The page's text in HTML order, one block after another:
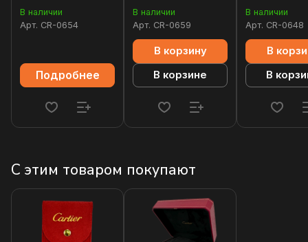
В наличии
Арт. CR-0654
Подробнее
В наличии
Арт. CR-0659
В корзину
В корзине
В наличии
Арт. CR-0648
В
В
С этим товаром покупают